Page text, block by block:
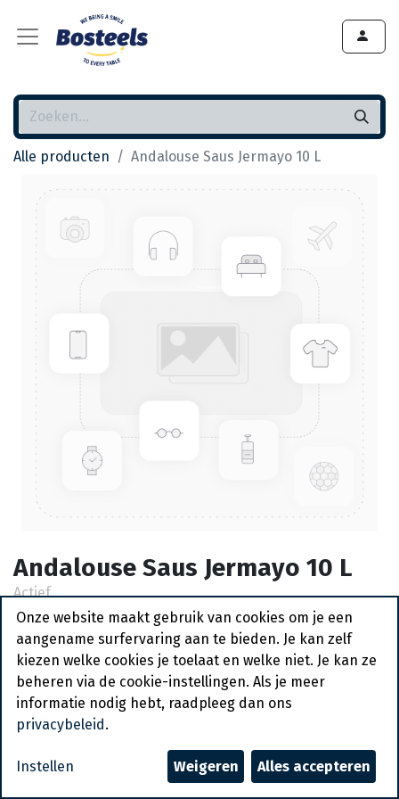
Alle producten Andalouse Saus Jermayo 10 L
Andalouse Saus Jermayo 10 L
Actief
Vraag een account aan
Algemene voorwaarden
30-dagen geld terug garantie
Verzending: 2-3 werkdagen
Onze website maakt gebruik van cookies om je een
aangename surfervaring aan te bieden. Je kan zelf
kiezen welke cookies je toelaat en welke niet. Je kan ze
beheren via de cookie-instellingen. Als je meer
informatie nodig hebt, raadpleeg dan ons
privacybeleid .
Instellen Weigeren Alles accepteren